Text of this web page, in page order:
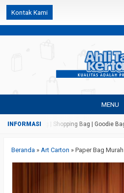
Kontak Kami
MENU
| Paper Bag | Shopping Bag | Goodie Bag
Beranda » Art Carton » Paper Bag